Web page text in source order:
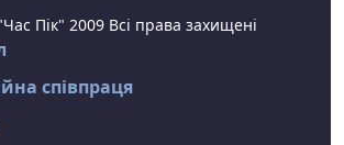
Пік" 2009 Всі права захищені
співпраця